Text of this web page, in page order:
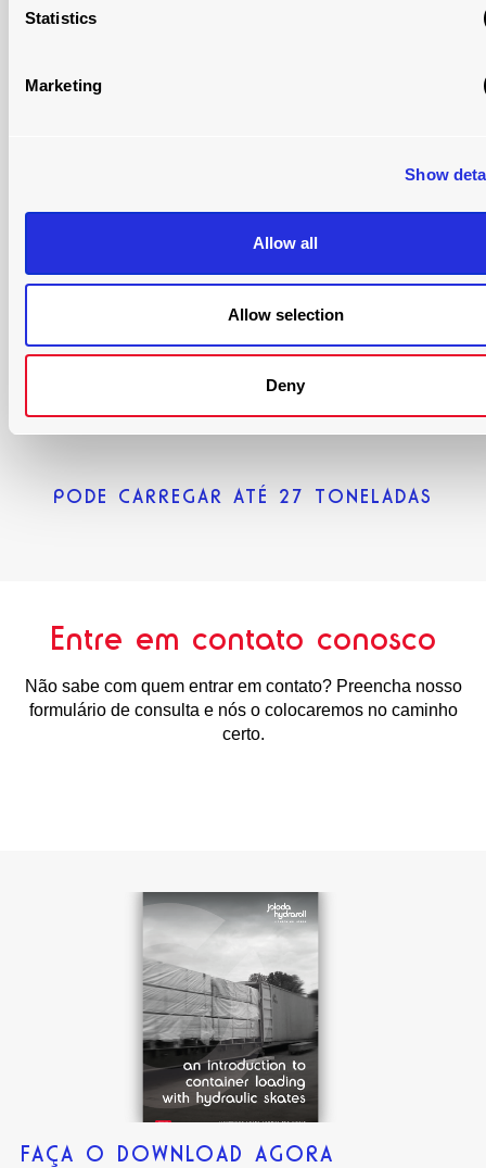
Statistics
Marketing
Show
Allow all
Allow selection
Deny
PODE CARREGAR ATÉ 27 TONELADAS
Entre em contato conosco
Não sabe com quem entrar em contato? Preencha nosso
formulário de consulta e nós o colocaremos no caminho
certo.
FAÇA O DOWNLOAD AGORA